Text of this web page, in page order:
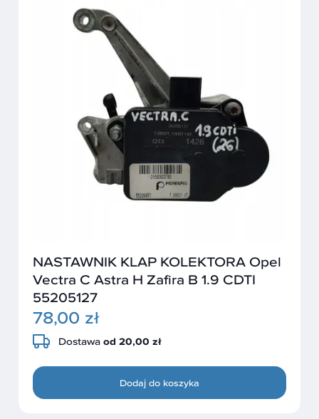
NASTAWNIK KLAP KOLEKTORA Opel
Vectra C Astra H Zafira B 1.9 CDTI
55205127
78,00 zł
Dostawa od 20,00 zł
Dodaj do koszyka